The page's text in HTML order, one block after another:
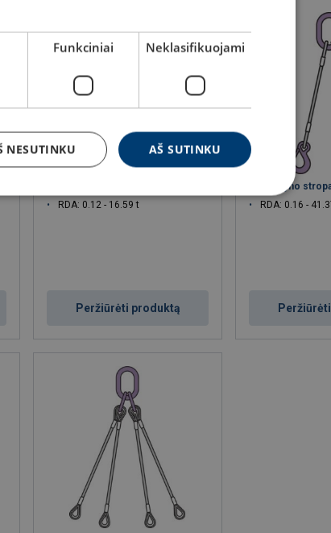
RDA: 0.12 - 16.59 t
Peržiūrėti produktą
Plieno lyno
RDA: 0.16 -
Funkciniai Neklasifikuojami
AŠ SUTINKU
NESUTINKU